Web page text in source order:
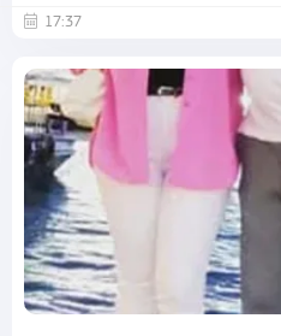
17:37